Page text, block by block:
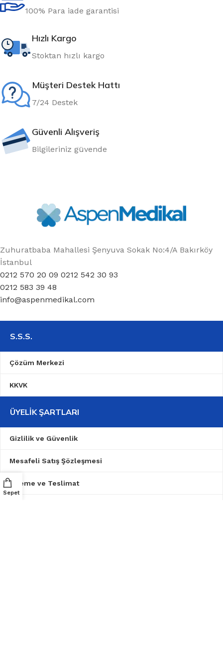
100% Para iade garantisi
Hızlı Kargo
Stoktan hızlı kargo
Müşteri Destek Hattı
7/24 Destek
Güvenli Alışveriş
Bilgileriniz güvende
Zuhuratbaba Mahallesi Şenyuva Sokak No:4/A Bakırköy
İstanbul
0212 570 20 09 0212 542 30 93
0212 583 39 48
info@aspenmedikal.com
S.S.S.
Çözüm Merkezi
KKVK
ÜYELIK ŞARTLARI
Gizlilik ve Güvenlik
Mesafeli Satış Şözleşmesi
Ödeme ve Teslimat
Sepet